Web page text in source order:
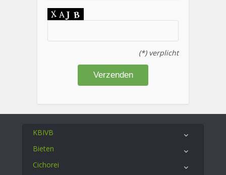
(*) verplicht
KBIVB
Bieten
Cichorei